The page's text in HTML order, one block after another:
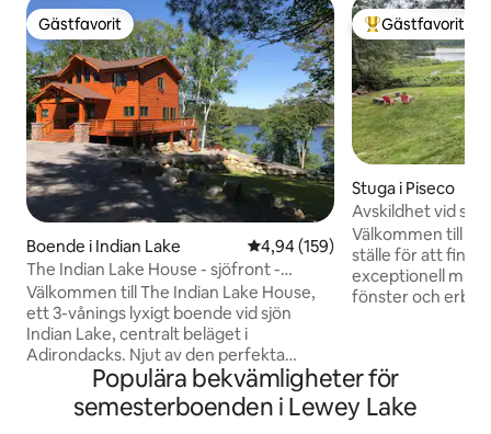
Gästfavorit
Gästfavorit
Boende i Indian Lake 4,94 av 5 i genomsnittligt
4,94 (159)
The Indian Lake House - sjöfront -
bubbelpool - bastu -
Välkommen till The Indian Lake House,
ett 3-vånings lyxigt boende vid sjön
Indian Lake, centralt beläget i
Adirondacks. Njut av den perfekta
naturresan med alla bekvämligheter du
är van vid hemifrån. Höghastighets FIOS
internet, standby generator för hela
Populär
Gästfavorit
Stuga i Piseco
Avskildhet vid
Välkommen till
ställe för att finna
exceptionell miljö.
fönster och
båthus. VIKTIGT: Vår fantastiska
städerska är
fredag. Så – vi erbjuder vistelser må-fre,
Populära bekvämligheter för
semesterboenden i Lewey Lake